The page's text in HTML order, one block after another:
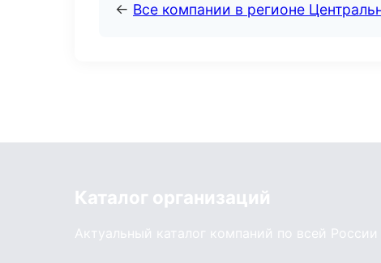
← Все компании в регионе
Каталог организаций
Актуальный каталог компаний по всей России